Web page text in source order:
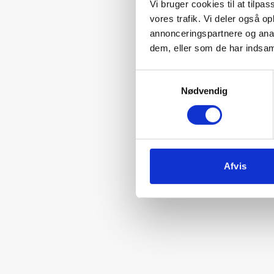
Vi bruger cookies til at
vores trafik. Vi deler også
annonceringspartnere og
dem, eller som de har
Nødvendig
Afvis